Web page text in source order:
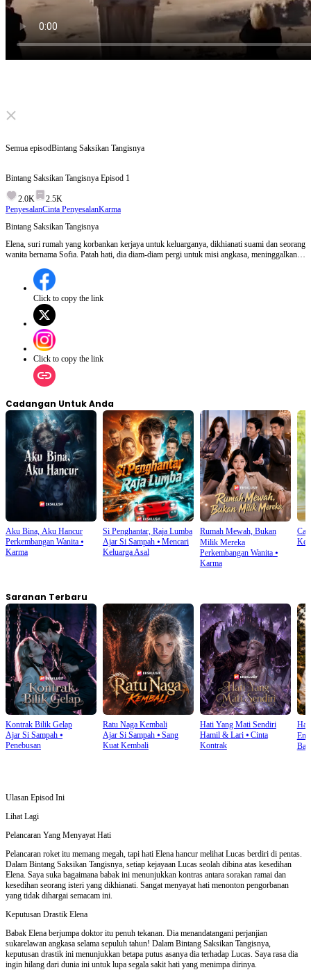
Click to unmute
Semua episodBintang Saksikan Tangisnya
Bintang Saksikan Tangisnya Episod 1
2.0K
2.5K
PenyesalanCinta PenyesalanKarma
Bintang Saksikan Tangisnya
Elena, suri rumah yang korbankan kerjaya untuk keluarganya, dikhianati suami dan seorang
wanita bernama Sofia. Patah hati, dia diam-diam pergi untuk misi angkasa, meninggalkan
memaafkannya?
Click to copy the link
Click to copy the link
Cadangan Untuk Anda
Aku Bina, Aku Hancur
Perkembangan Wanita ⦁
Karma
Si Penghantar, Raja Lumba
Ajar Si Sampah⦁ Mencari
Keluarga Asal
Rumah Mewah, Bukan
Milik Mereka
Perkembangan Wanita⦁
Karma
Saranan Terbaru
Kontrak Bilik Gelap
Ajar Si Sampah ⦁
Penebusan
Ratu Naga Kembali
Ajar Si Sampah⦁ Sang
Kuat Kembali
Hati Yang Mati Sendiri
Hamil & Lari⦁ Cinta
Kontrak
Ulasan Episod Ini
Lihat Lagi
Pelancaran Yang Menyayat Hati
Pelancaran roket itu memang megah, tapi hati Elena hancur melihat Lucas berdiri di pentas.
Dalam Bintang Saksikan Tangisnya, setiap kejayaan Lucas seolah dibina atas kesedihan
Elena. Saya suka bagaimana babak ini menunjukkan kontras antara sorakan ramai dan
kesedihan seorang isteri yang dikhianati. Sangat menyayat hati menonton pengorbanan
yang tidak dihargai semacam ini.
Keputusan Drastik Elena
Babak Elena berjumpa doktor itu penuh tekanan. Dia menandatangani perjanjian
sukarelawan angkasa selama sepuluh tahun! Dalam Bintang Saksikan Tangisnya,
keputusan drastik ini menunjukkan betapa putus asanya dia terhadap Lucas. Saya rasa dia
ingin hilang dari dunia ini untuk lupa segala sakit hati yang menimpa dirinya.